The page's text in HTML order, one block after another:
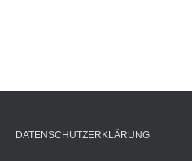
DATENSCHUTZERKLÄRUNG